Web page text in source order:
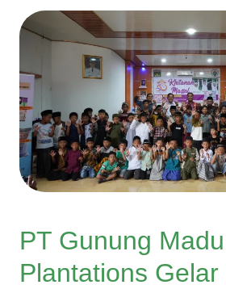
PT Gunung Madu
Plantations Gelar